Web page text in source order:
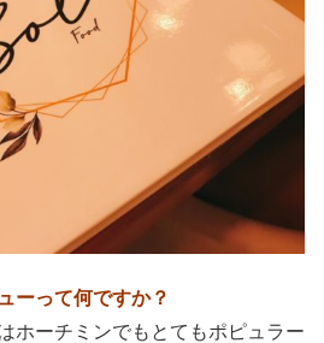
ーって何ですか？
ホーチミンでもとてもポピュラー